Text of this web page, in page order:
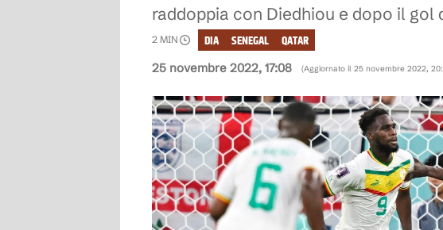
raddoppia con Diedhiou e dopo il gol
25 novembre 2022, 17:08 (Aggiornato il 25 novembre 2022,
2 MIN QATAR
SENEGAL
DIA